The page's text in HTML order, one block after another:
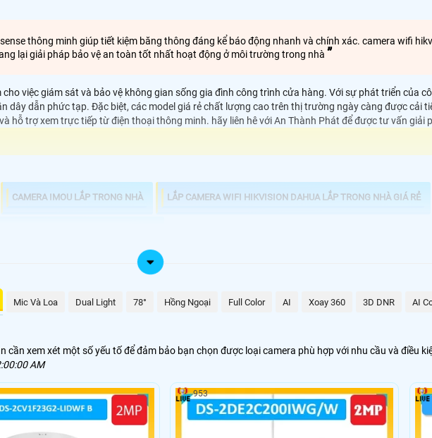
thông minh giúp tiết kiệm băng thông đáng kể báo động nhanh và chính xác. camera wifi
lại giải pháp bảo vệ an toàn tốt nhất hoạt động ở môi trường trong nhà
việc giám sát và bảo vệ không gian sống gia đình công trình cửa hàng. Với sự phát triển của
dây dẫn phức tạp. Đặc biệt, các model giá rẻ chất lượng cao trên thị trường ngày càng được cải
hỗ trợ xem trực tiếp từ điện thoại thông minh. hãy liên hê với An Thành Phát để được tư vấn giải
CAMERA IMOU LẮP TRONG NHÀ LẮP CAMERA WIFI HIKVISION DAHUA LẮP TRONG NHÀ GIÁ RẺ
Mic Và Loa Dual Light 78° Hồng Ngoại Full Color AI Xoay 360 3D DNR AI
cần xem xét một số yếu tố để đảm bảo bạn chọn được loại camera phù hợp với nhu cầu và điều
AM
953